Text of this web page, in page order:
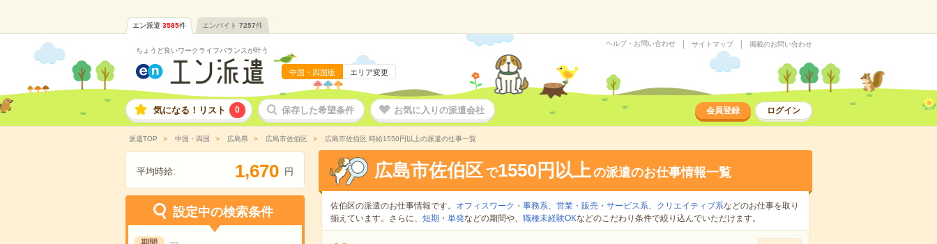
エン派遣 3585件 エンバイト 7257件
ちょうど良いワークライフバランスが叶う
中国・四国版 エリア変更
ヘルプ・お問い合わせ サイトマップ 掲載のお問い合わせ
気になる！リスト 0 保存した希望条件 お気に入りの派遣会社 会員登録 ログイン
派遣TOP 中国・四国 広島県 広島市佐伯区 広島市佐伯区 時給1550円以上の派遣の仕事一覧
平均時給: 1,670 円
設定中の検索条件
広島市佐伯区 で1550円以上の派遣のお仕事情報一覧
佐伯区の派遣のお仕事情報です。 オフィスワーク・事務系、 営業・販売・サービス系、 クリエイティブ系などのお仕事を取り
揃えています。さらに、 短期 ・ 単発などの期間や、 職種未経験OKなどのこだわり条件で絞り込んでいただけます。